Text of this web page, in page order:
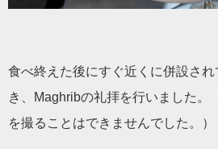
食べ終えた後にすぐ近くに併設さ
き、
Maghribの礼拝を行いました。
を撮ることはできませんでした。）